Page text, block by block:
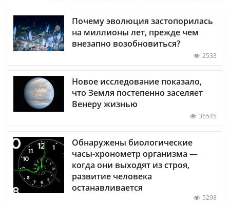
Почему эволюция застопорилась
на миллионы лет, прежде чем
внезапно возобновиться?
2533
Новое исследование показало,
что Земля постепенно заселяет
Венеру жизнью
36545
Обнаружены биологические
часы-хронометр организма —
когда они выходят из строя,
развитие человека
останавливается
5298